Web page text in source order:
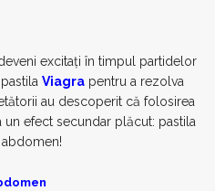
excitaţi în timpul partidelor
Viagra pentru a rezolva
au descoperit că folosirea
efect secundar plăcut: pastila